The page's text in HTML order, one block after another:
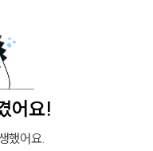
어요!
했어요.